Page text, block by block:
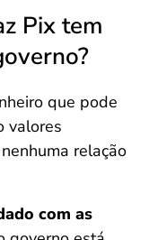
Pix tem
que pode
valores
relação
com as